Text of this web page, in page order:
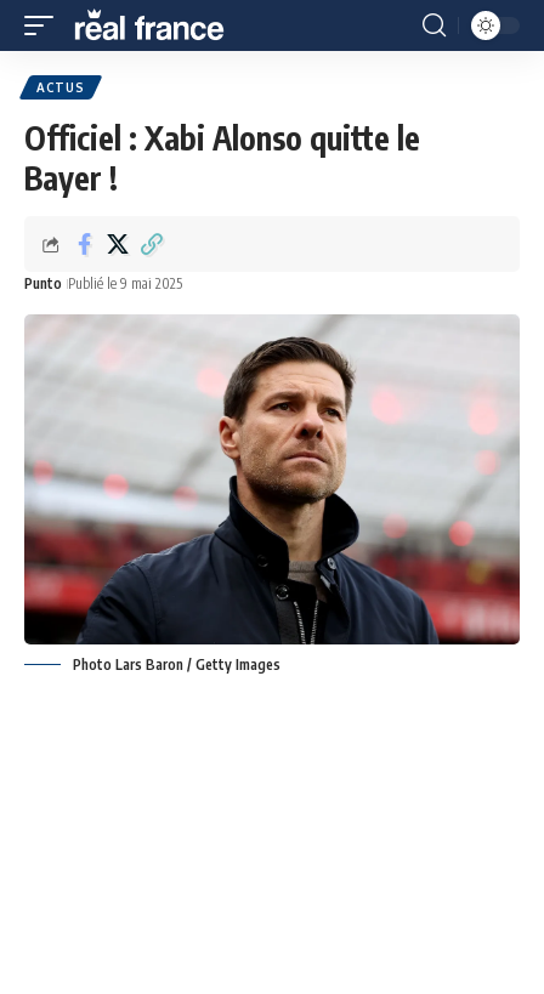
ACTUS
Officiel : Xabi Alonso quitte le
Bayer !
Punto Publié le 9 mai 2025
Photo Lars Baron / Getty Images